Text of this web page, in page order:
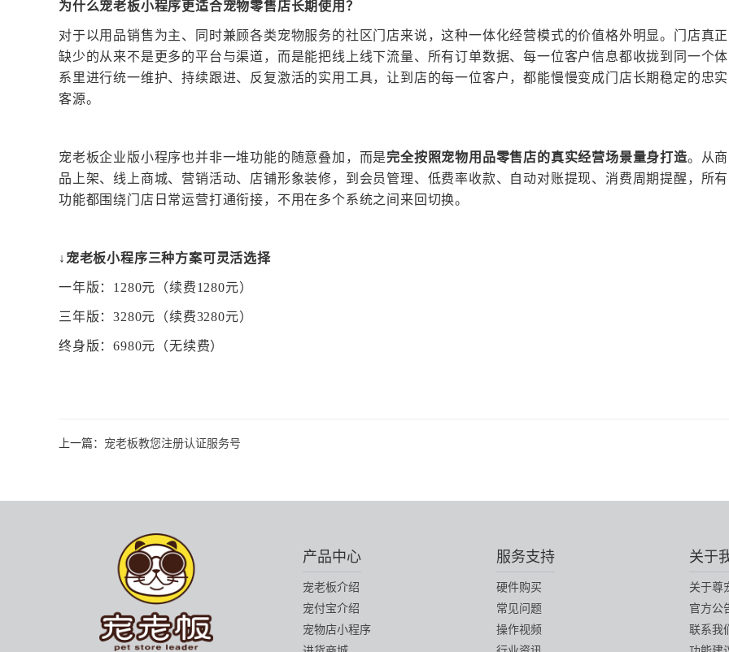
为什么宠老板小程序更适合宠物零售店长期使用？
对于以用品销售为主、同时兼顾各类宠物服务的社区门店来说，这种一体化经营模式的价值格外明显。门店真正
缺少的从来不是更多的平台与渠道，而是能把线上线下流量、所有订单数据、每一位客户信息都收拢到同一个体
系里进行统一维护、持续跟进、反复激活的实用工具，让到店的每一位客户，都能慢慢变成门店长期稳定的忠实
客源。
宠老板企业版小程序也并非一堆功能的随意叠加，而是完全按照宠物用品零售店的真实经营场景量身打造。从商
品上架、线上商城、营销活动、店铺形象装修，到会员管理、低费率收款、自动对账提现、消费周期提醒，所有
功能都围绕门店日常运营打通衔接，不用在多个系统之间来回切换。
↓宠老板小程序三种方案可灵活选择
一年版： 1280元（续费1280元）
三年版：3280元（续费3280元）
终身版：6980元（无续费）
上一篇： 宠老板教您注册认证服务号
产品中心
宠老板介绍
宠付宝介绍
宠物店小程序
服务支持
硬件购买
常见问题
操作视频
关于
关于尊
官方公
联系我